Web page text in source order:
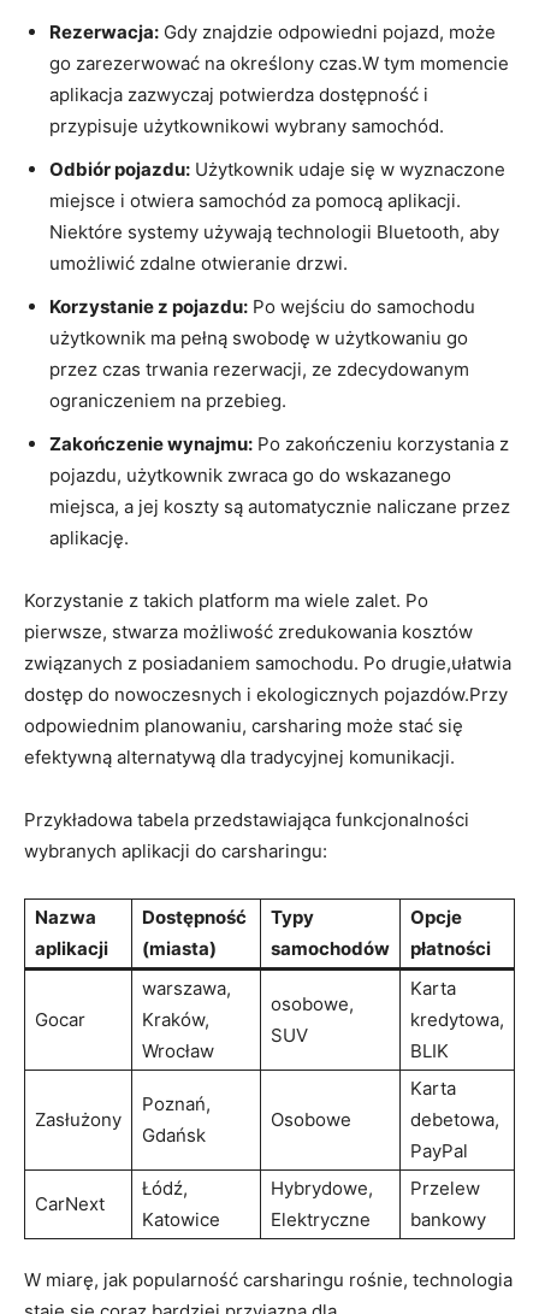
Rezerwacja: Gdy znajdzie odpowiedni pojazd, może
go zarezerwować na określony czas.W tym momencie
aplikacja zazwyczaj potwierdza dostępność i
przypisuje użytkownikowi wybrany samochód.
Odbiór pojazdu: Użytkownik udaje się w wyznaczone
miejsce i otwiera samochód za pomocą aplikacji.
Niektóre systemy używają technologii Bluetooth, aby
umożliwić zdalne otwieranie drzwi.
Korzystanie z pojazdu: Po wejściu do samochodu
użytkownik ma pełną swobodę w użytkowaniu go
przez czas trwania rezerwacji, ze zdecydowanym
ograniczeniem na przebieg.
Zakończenie wynajmu: Po zakończeniu korzystania z
pojazdu, użytkownik zwraca go do wskazanego
miejsca, a jej koszty są automatycznie naliczane przez
aplikację.
Korzystanie z takich platform ma wiele zalet. Po
pierwsze, stwarza możliwość zredukowania kosztów
związanych z posiadaniem samochodu. Po drugie,ułatwia
dostęp do nowoczesnych i ekologicznych pojazdów.Przy
odpowiednim planowaniu, carsharing może stać się
efektywną alternatywą dla tradycyjnej komunikacji.
Przykładowa tabela przedstawiająca funkcjonalności
wybranych aplikacji do carsharingu:
Nazwa
aplikacji
Dostępność
(miasta)
Typy
samochodów
Opcje
płatności
Gocar
warszawa,
Kraków,
Wrocław
osobowe,
SUV
Karta
kredytowa,
BLIK
Zasłużony
Poznań,
Gdańsk
Osobowe
Karta
debetowa,
PayPal
CarNext
Łódź,
Katowice
Hybrydowe,
Elektryczne
Przelew
bankowy
W miarę, jak popularność carsharingu rośnie, technologia